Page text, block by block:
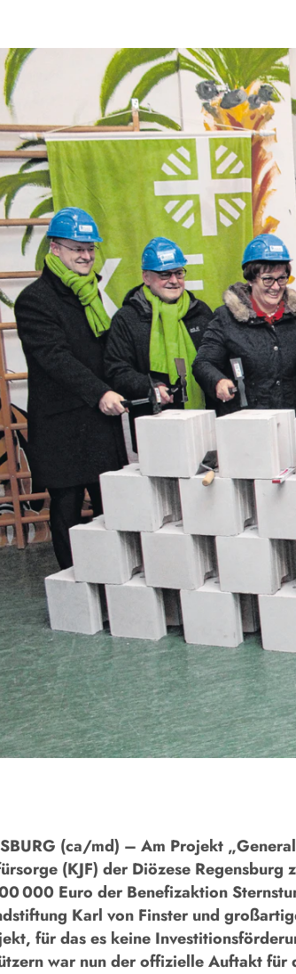
(ca/md) – Am Projekt
(KJF) der Diözese
000 Euro der Benefizaktion
Karl von Finster und
für das es keine
war nun der offizielle Auftakt für